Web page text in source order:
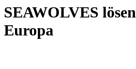
SEAWOLVES
Europa